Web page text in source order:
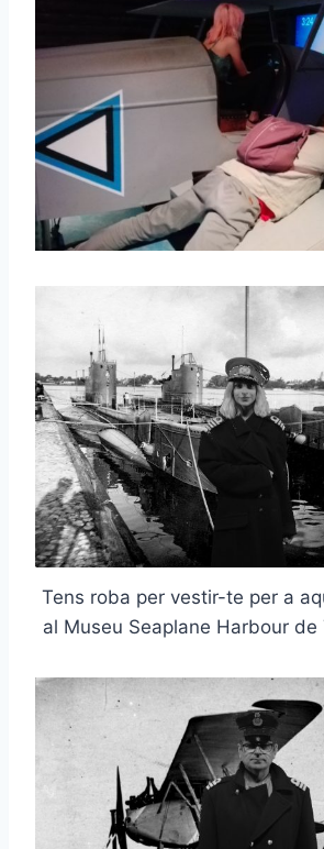
Tens roba per vestir-te per a
al Museu Seaplane Harbour de